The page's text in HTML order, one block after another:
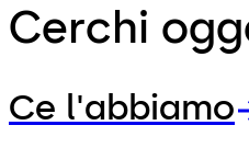
Cerchi
Ce l'abbiamo